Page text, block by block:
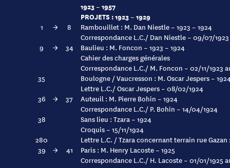
1923 – 1957
PROJETS : 1923 – 1929
1 → 8
Rambouillet : M. Dan Niestle – 1923 – 1924
Correspondance L.C./ Dan Niestle – 09/07/
9
→ 34
Baulieu : M. Foncon – 1923 – 1924
Cahier des charges générales
Correspondance L.C./ M. Foncon – 02/11/1923
35
Boulogne / Vaucresson : M. Oscar Jespers –
Lettre L.C./ Oscar Jespers – 08/02/1924
36
→ 37
Auteuil : M. Pierre Bohin – 1924
Correspondance L.C./ P. Bohin – 14/04/1924
38
Sans lieu : Tzara – 1924
Croquis – 15/11/1924
280
Lettre L.C. / Tzara concernant terrain rue Gazan
39
→ 41
Paris : M. Henry Lacoste – 1925
Correspondance L.C./ H. Lacoste – 01/01/1925